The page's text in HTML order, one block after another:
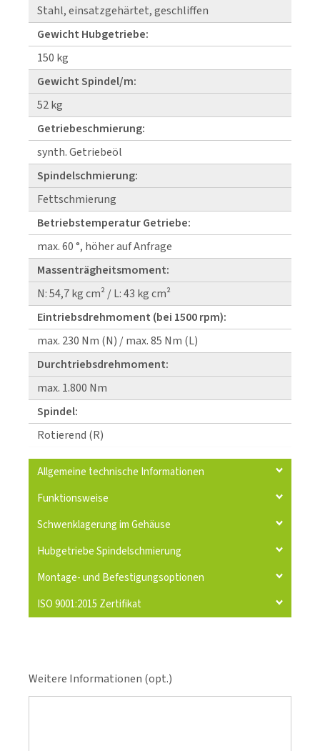
Stahl, einsatzgehärtet, geschliffen
Gewicht Hubgetriebe:
150 kg
Gewicht Spindel/m:
52 kg
Getriebeschmierung:
synth. Getriebeöl
Spindelschmierung:
Fettschmierung
Betriebstemperatur Getriebe:
max. 60 °, höher auf Anfrage
Massenträgheitsmoment:
N: 54,7 kg cm² / L: 43 kg cm²
Eintriebsdrehmoment (bei 1500 rpm):
max. 230 Nm (N) / max. 85 Nm (L)
Durchtriebsdrehmoment:
max. 1.800 Nm
Spindel:
Rotierend (R)
Allgemeine technische Informationen
Funktionsweise
Schwenklagerung im Gehäuse
Hubgetriebe Spindelschmierung
Montage- und Befestigungsoptionen
ISO 9001:2015 Zertifikat
Weitere Informationen (opt.)